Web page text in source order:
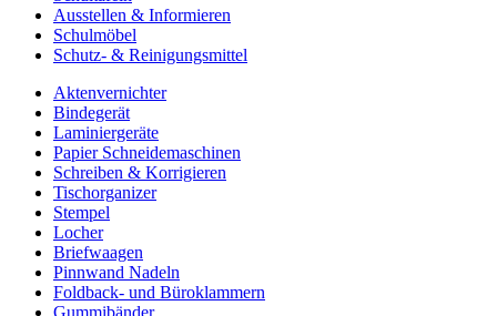
Ausstellen & Informieren
Schulmöbel
Schutz- & Reinigungsmittel
Aktenvernichter
Bindegerät
Laminiergeräte
Papier Schneidemaschinen
Schreiben & Korrigieren
Tischorganizer
Stempel
Locher
Briefwaagen
Pinnwand Nadeln
Foldback- und Büroklammern
Gummibänder